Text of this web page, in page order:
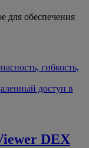
для обеспечения
гибкость,
доступ в
DEX